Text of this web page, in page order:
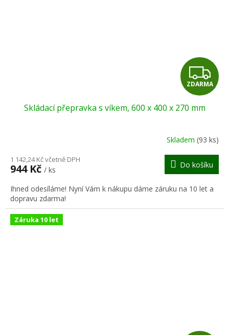
Z
D
R
M
A
ZDARMA
Skládací přepravka s víkem, 600 x 400 x 270 mm
Skladem (93 ks)
1 142,24 Kč včetně DPH
944 Kč / ks
Do košíku
Ihned odesíláme! Nyní Vám k nákupu dáme záruku na 10 let a
dopravu zdarma!
Záruka 10 let